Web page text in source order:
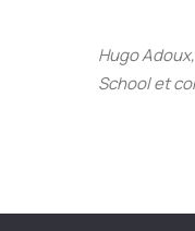
Hugo
School et